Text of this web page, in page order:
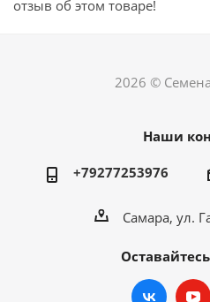
отзыв об этом товаре!
2026 ©
Наши
+79277253976
Самара, ул.